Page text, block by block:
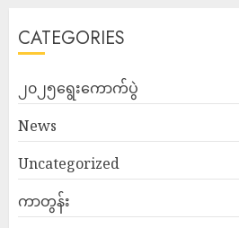
CATEGORIES
၂၀၂၅ရွေးကောက်ပွဲ
News
Uncategorized
ကာတွန်း